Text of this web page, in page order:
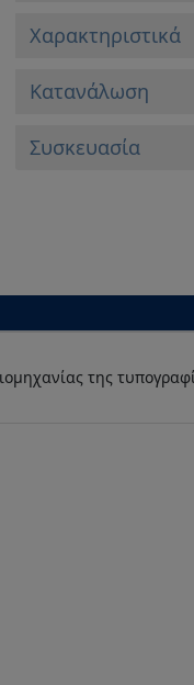
Xαρακτηριστικά
Κατανάλωση
Συσκευασία
της